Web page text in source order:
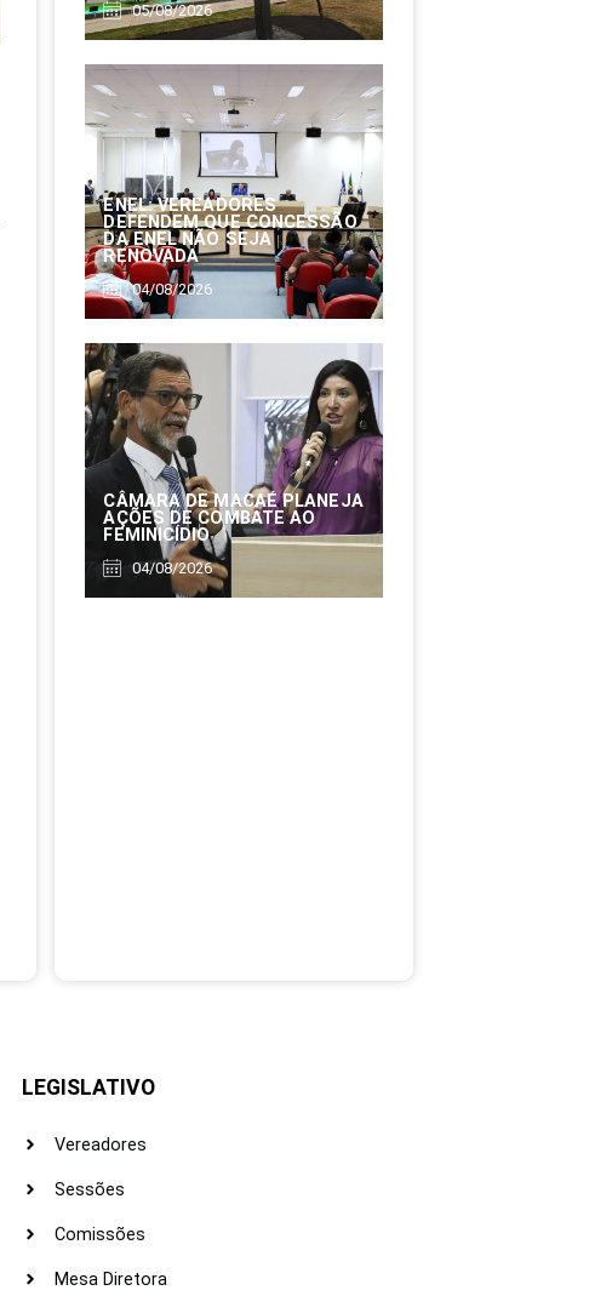
05/08/2026
ENEL: VEREADORES
DEFENDEM QUE CONCESSÃO
DA ENEL NÃO SEJA
RENOVADA
04/08/2026
CÂMARA DE MACAÉ PLANEJA
AÇÕES DE COMBATE AO
FEMINICÍDIO
04/08/2026
LEGISLATIVO
Vereadores
Sessões
Comissões
Mesa Diretora